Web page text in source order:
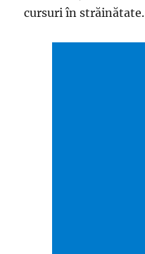
cursuri în străinătate.